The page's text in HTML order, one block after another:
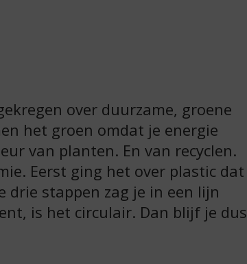
over duurzame, groene
het groen omdat je energie
van planten. En van recyclen.
Eerst ging het over plastic dat
stappen zag je in een lijn
is het circulair. Dan blijf je dus